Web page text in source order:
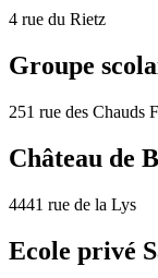
4 rue du Rietz
Groupe
251 rue des Chauds
Château de
4441 rue de la Lys
Ecole privé